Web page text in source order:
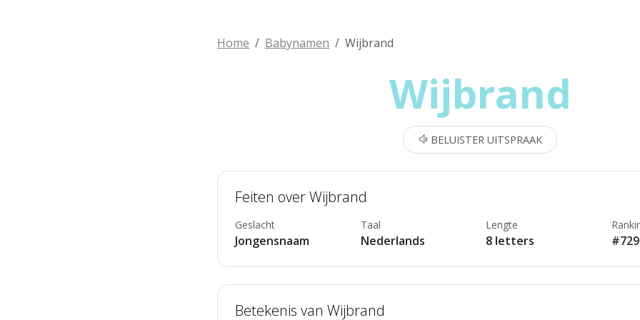
Home Babynamen Wijbrand
Wijbrand
BELUISTER UITSPRAAK
Feiten over Wijbrand
Geslacht
Jongensnaam
Taal
Nederlands
Lengte
8 letters
Betekenis van Wijbrand